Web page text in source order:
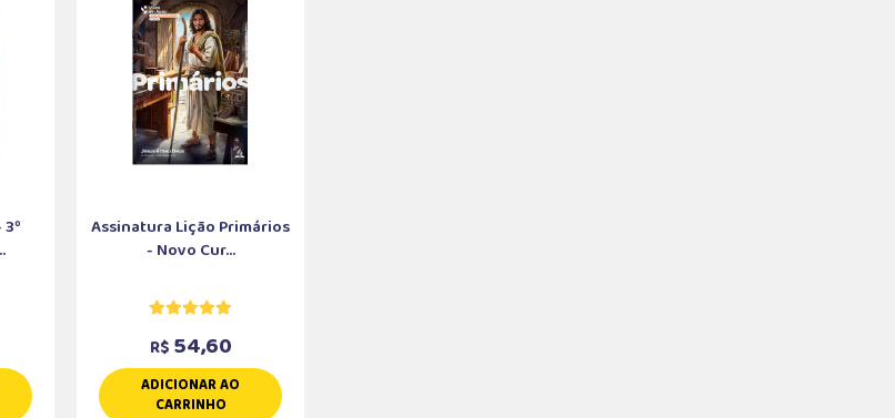
Assinatura Lição Primários
- Novo Cur...
R$ 54,60
ADICIONAR AO
CARRINHO